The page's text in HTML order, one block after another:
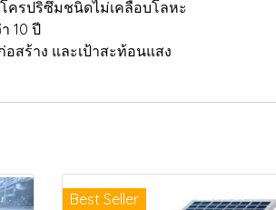
ครปริซึมชนิดไม่เคลือบโลหะ
10 ปี
สร้าง และเป้าสะท้อนแสง
Best Seller